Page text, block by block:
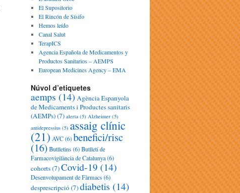
El Supositorio
El Rincón de Sísifo
Hemos leído
Canal Salut
TerapICS
Agencia Española de Medicamentos y
Productos Sanitarios – AEMPS
European Medicines Agency – EMA
Núvol d’etiquetes
aemps (14) Agència Espanyola
de Medicaments i Productes sanitaris
(AEMPs)(7) alerta (5) Alzheimer (5)
antidepressius (5) assaig clínic
(21) AVC(6)benefici/risc
(16)Butlletins(6)Butlletí de
Farmacovigilància de Catalunya(6)
cohorts(7)Covid-19 (14)
Desenvolupament de Fàrmacs(6)
desprescripció(7)diabetis (14)